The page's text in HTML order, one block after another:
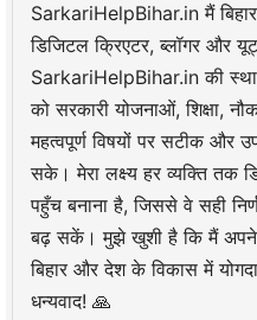
SarkariHelpBihar.in मैं
डिजिटल क्रिएटर, ब्लॉगर और
SarkariHelpBihar.in की
को सरकारी योजनाओं, शिक्षा,
महत्वपूर्ण विषयों पर सटीक और
सके। मेरा लक्ष्य हर व्यक्ति तक
पहुँच बनाना है, जिससे वे सही
बढ़ सकें। मुझे खुशी है कि मैं अपने
बिहार और देश के विकास में
धन्यवाद! 🙏